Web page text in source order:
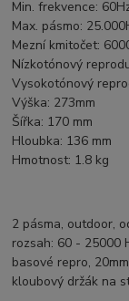
Min. frekvence:
Max. pásmo:
Mezní kmitočet:
Nízkotónový
Vysokotónový
Výška: 273mm
Šířka: 170 mm
Hloubka: 136 mm
Hmotnost: 1.8 kg
2 pásma, outdoor,
rozsah: 60 - 25000
basové repro,
kloubový držák na